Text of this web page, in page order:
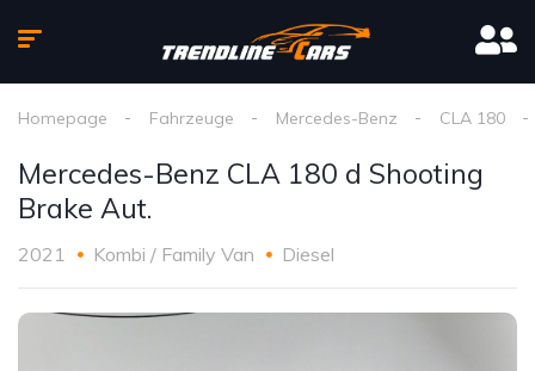
Homepage Fahrzeuge Mercedes-Benz CLA 180
Mercedes-Benz CLA 180 d Shooting
Brake Aut.
2021 Kombi / Family Van Diesel